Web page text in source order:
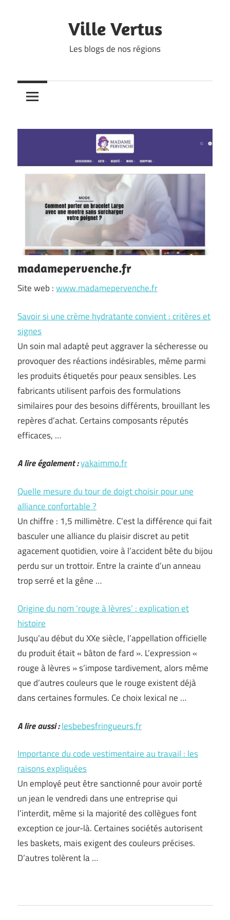
Ville Vertus
Les blogs de nos régions
madamepervenche.fr
Site web :www.madamepervenche.fr
Savoir si une crème hydratante convient : critères et
signes
Un soin mal adapté peut aggraver la sécheresse ou
provoquer des réactions indésirables, même parmi
les produits étiquetés pour peaux sensibles. Les
fabricants utilisent parfois des formulations
similaires pour des besoins différents, brouillant les
repères d’achat. Certains composants réputés
efficaces, …
A lire également :yakaimmo.fr
Quelle mesure du tour de doigt choisir pour une
alliance confortable ?
Un chiffre : 1,5 millimètre. C’est la différence qui fait
basculer une alliance du plaisir discret au petit
agacement quotidien, voire à l’accident bête du bijou
perdu sur un trottoir. Entre la crainte d’un anneau
trop serré et la gêne …
Origine du nom ‘rouge à lèvres’ : explication et
histoire
Jusqu’au début du XXe siècle, l’appellation officielle
du produit était « bâton de fard ». L’expression «
rouge à lèvres » s’impose tardivement, alors même
que d’autres couleurs que le rouge existent déjà
dans certaines formules. Ce choix lexical ne …
A lire aussi :lesbebesfringueurs.fr
Importance du code vestimentaire au travail : les
raisons expliquées
Un employé peut être sanctionné pour avoir porté
un jean le vendredi dans une entreprise qui
l’interdit, même si la majorité des collègues font
exception ce jour-là. Certaines sociétés autorisent
les baskets, mais exigent des couleurs précises.
D’autres tolèrent la …